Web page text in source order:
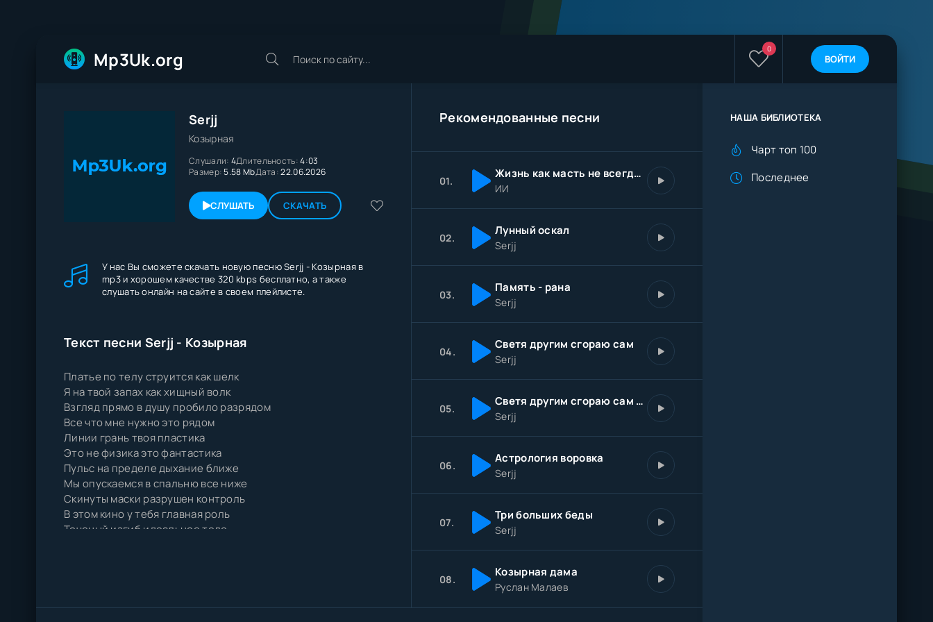
Mp3Uk.org 0
ВОЙТИ
Serjj
Козырная
Слушали: 4Длительность:4:03
Размер: 5.58 MbДата:22.06.2026
СЛУШАТЬ СКАЧАТЬ
У нас Вы сможете скачать новую песню Serjj - Козырная в
mp3 и хорошем качестве 320 kbps бесплатно, а также
слушать онлайн на сайте в своем плейлисте.
Текст песни Serjj - Козырная
Платье по телу струится как шелк
Я на твой запах как хищный волк
Взгляд прямо в душу пробило разрядом
Все что мне нужно это рядом
Линии грань твоя пластика
Это не физика это фантастика
Пульс на пределе дыхание ближе
Мы опускаемся в спальню все ниже
Скинуты маски разрушен контроль
В этом кино у тебя главная роль
Точеный изгиб идеальное тело
Рекомендованные песни
01. Жизнь как масть не всегда козырная
ИИ
02. Лунный оскал
Serjj
03. Память - рана
Serjj
04. Светя другим сгораю сам
Serjj
05. Светя другим сгораю сам (KalashnikoFF Mix)
Serjj
06. Астрология воровка
Serjj
07. Три больших беды
Serjj
08. Козырная дама
Руслан Малаев
НАША БИБЛИОТЕКА
Чарт топ 100
Последнее